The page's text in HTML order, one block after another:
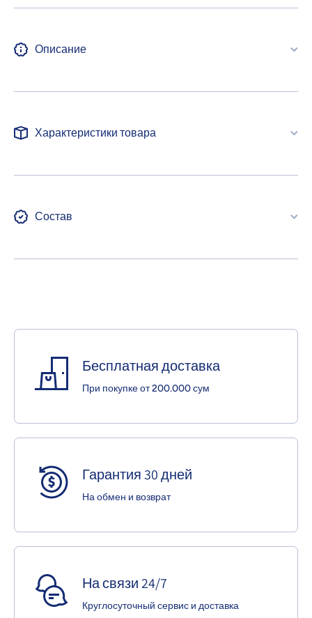
Описание
Характеристики товара
Состав
Бесплатная доставка
При покупке от 200.000 сум
Гарантия 30 дней
На обмен и возврат
На связи 24/7
Круглосуточный сервис и доставка